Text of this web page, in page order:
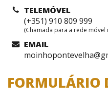
TELEMÓVEL
(+351) 910 809 999
(Chamada para a rede móvel
EMAIL
FORMULÁRIO